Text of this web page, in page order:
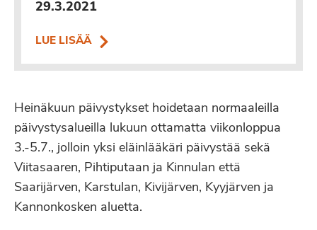
29.3.2021
LUE LISÄÄ
Heinäkuun päivystykset hoidetaan normaaleilla
päivystysalueilla lukuun ottamatta viikonloppua
3.-5.7., jolloin yksi eläinlääkäri päivystää sekä
Viitasaaren, Pihtiputaan ja Kinnulan että
Saarijärven, Karstulan, Kivijärven, Kyyjärven ja
Kannonkosken aluetta.